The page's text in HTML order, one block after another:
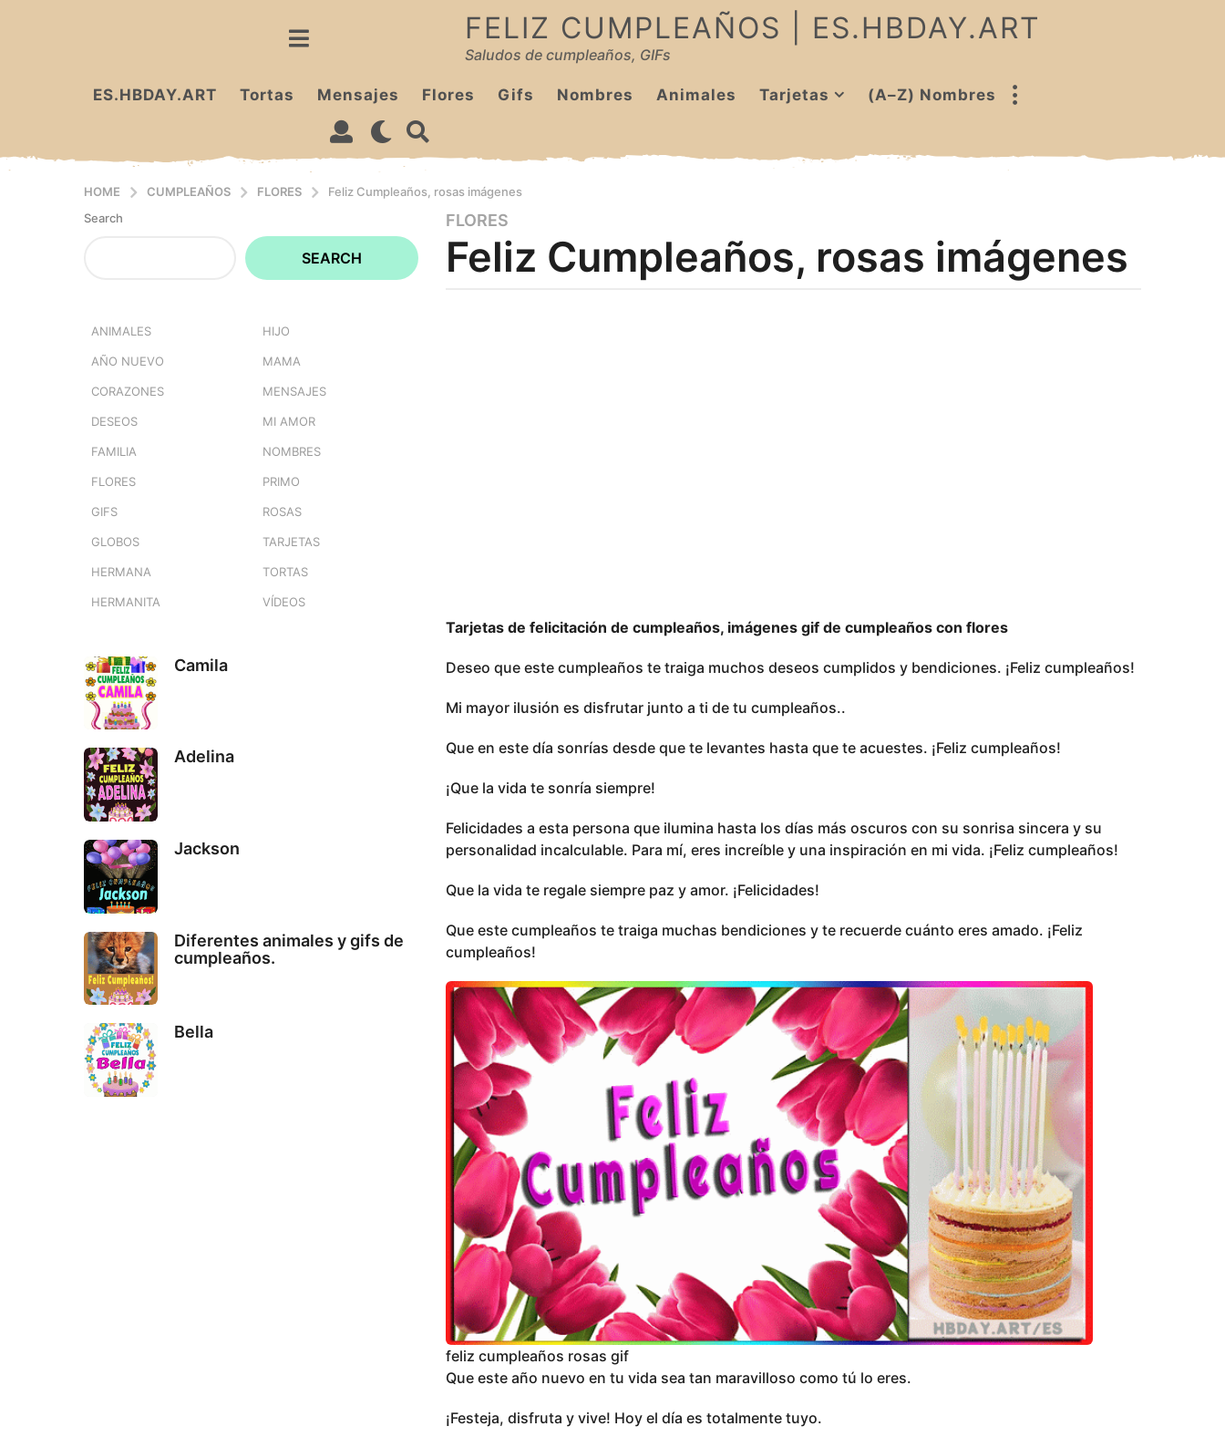
FELIZ CUMPLEAÑOS | ES.HBDAY.ART
Saludos de cumpleaños, GIFs
ES.HBDAY.ART Tortas Mensajes Flores Gifs Nombres Animales Tarjetas (A–Z) Nombres
HOME CUMPLEAÑOS FLORES Feliz Cumpleaños, rosas imágenes
1
0
m
FLORES
Feliz Cumpleaños, rosas imágenes
Tarjetas de felicitación de cumpleaños, imágenes gif de cumpleaños con flores
Deseo que este cumpleaños te traiga muchos deseos cumplidos y bendiciones. ¡Feliz cumpleaños!
Mi mayor ilusión es disfrutar junto a ti de tu cumpleaños..
Que en este día sonrías desde que te levantes hasta que te acuestes. ¡Feliz cumpleaños!
¡Que la vida te sonría siempre!
Felicidades a esta persona que ilumina hasta los días más oscuros con su sonrisa sincera y su
personalidad incalculable. Para mí, eres increíble y una inspiración en mi vida. ¡Feliz cumpleaños!
Que la vida te regale siempre paz y amor. ¡Felicidades!
Que este cumpleaños te traiga muchas bendiciones y te recuerde cuánto eres amado. ¡Feliz
cumpleaños!
feliz cumpleaños rosas gif
Que este año nuevo en tu vida sea tan maravilloso como tú lo eres.
¡Festeja, disfruta y vive! Hoy el día es totalmente tuyo.
Search
SEARCH
ANIMALES
AÑO NUEVO
CORAZONES
DESEOS
FAMILIA
FLORES
GIFS
GLOBOS
HERMANA
HERMANITA
HIJO
MAMA
MENSAJES
MI AMOR
NOMBRES
PRIMO
ROSAS
TARJETAS
TORTAS
VÍDEOS
Camila
Adelina
Jackson
Diferentes animales y gifs de
cumpleaños.
Bella